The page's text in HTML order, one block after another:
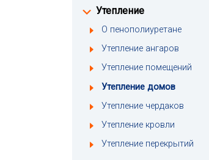
Утепление
О пенополиуретане
Утепление ангаров
Утепление помещений
Утепление домов
Утепление чердаков
Утепление кровли
Утепление перекрытий